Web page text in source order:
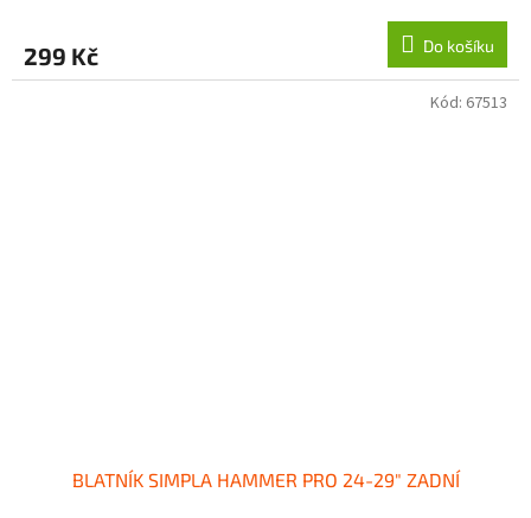
299 Kč Do košíku
BLATNÍK SIMPLA HAMMER PRO 24-29" ZADNÍ
Kód: 67513